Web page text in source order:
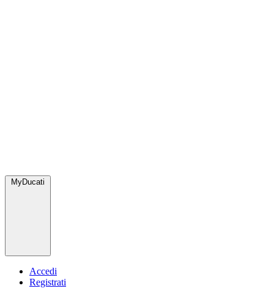
MyDucati
Accedi
Registrati